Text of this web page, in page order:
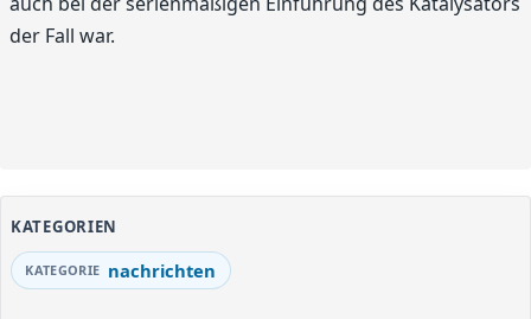
der Fall war.
KATEGORIEN
nachrichten